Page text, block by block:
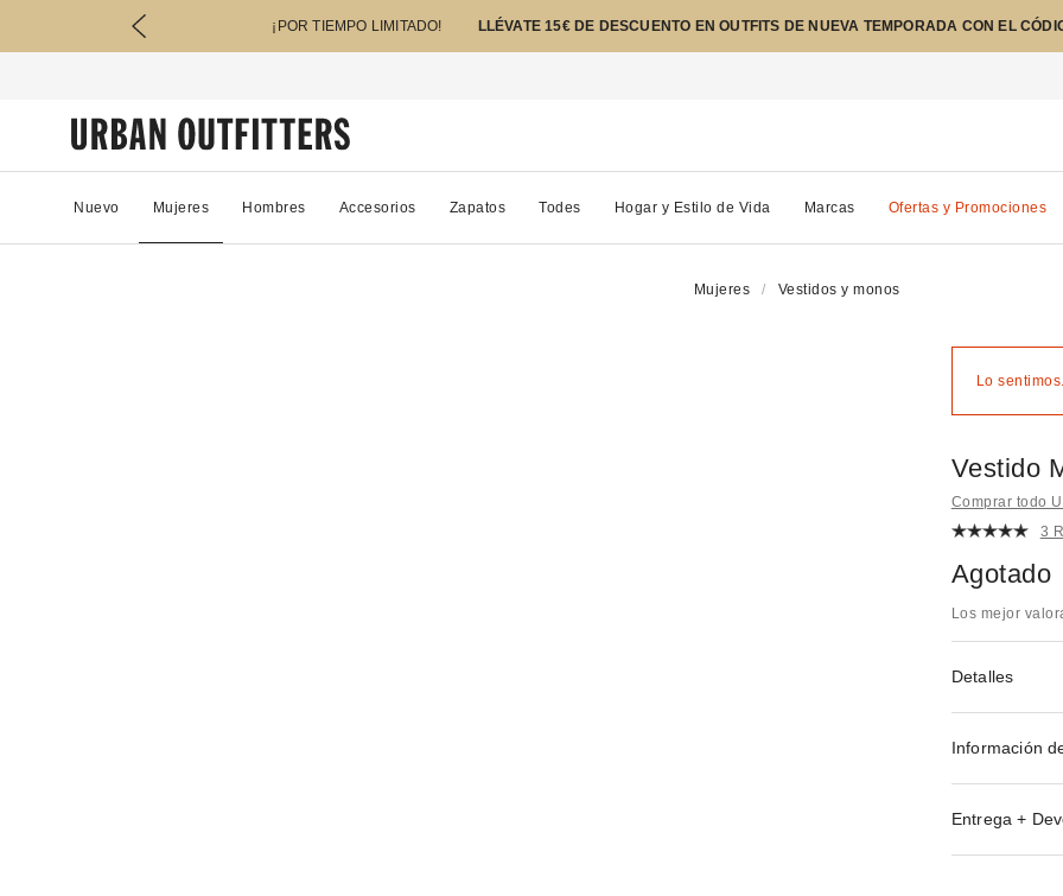
¡POR TIEMPO LIMITADO! LLÉVATE 15€ DE DESCUENTO EN OUTFITS DE NUEVA TEMPORADA CON EL
Nuevo Mujeres Hombres Accesorios Zapatos Todes Hogar y Estilo de Vida Marcas Ofertas y Promociones
Mujeres Vestidos y monos
Lo
Vestido
Comprar todo
3
Agotado
Los mejor
Detalles
Información
Entrega +